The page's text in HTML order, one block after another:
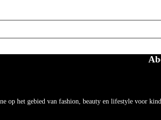
op het gebied van fashion, beauty en lifestyle voor